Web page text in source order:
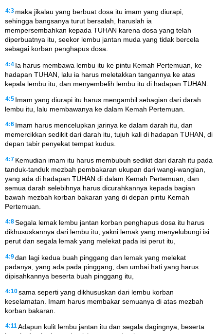
4:3 maka jikalau yang berbuat dosa itu imam yang diurapi,
sehingga bangsanya turut bersalah, haruslah ia
mempersembahkan kepada TUHAN karena dosa yang telah
diperbuatnya itu, seekor lembu jantan muda yang tidak bercela
sebagai korban penghapus dosa.
4:4 Ia harus membawa lembu itu ke pintu Kemah Pertemuan, ke
hadapan TUHAN, lalu ia harus meletakkan tangannya ke atas
kepala lembu itu, dan menyembelih lembu itu di hadapan TUHAN.
4:5 Imam yang diurapi itu harus mengambil sebagian dari darah
lembu itu, lalu membawanya ke dalam Kemah Pertemuan.
4:6 Imam harus mencelupkan jarinya ke dalam darah itu, dan
memercikkan sedikit dari darah itu, tujuh kali di hadapan TUHAN, di
depan tabir penyekat tempat kudus.
4:7 Kemudian imam itu harus membubuh sedikit dari darah itu pada
tanduk-tanduk mezbah pembakaran ukupan dari wangi-wangian,
yang ada di hadapan TUHAN di dalam Kemah Pertemuan, dan
semua darah selebihnya harus dicurahkannya kepada bagian
bawah mezbah korban bakaran yang di depan pintu Kemah
Pertemuan.
4:8Segala lemak lembu jantan korban penghapus dosa itu harus
dikhususkannya dari lembu itu, yakni lemak yang menyelubungi isi
perut dan segala lemak yang melekat pada isi perut itu,
4:9dan lagi kedua buah pinggang dan lemak yang melekat
padanya, yang ada pada pinggang, dan umbai hati yang harus
dipisahkannya beserta buah pinggang itu,
4:10sama seperti yang dikhususkan dari lembu korban
keselamatan. Imam harus membakar semuanya di atas mezbah
korban bakaran.
4:11 Adapun kulit lembu jantan itu dan segala dagingnya, beserta